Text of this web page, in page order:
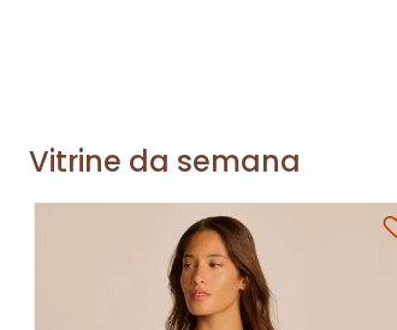
Vitrine da semana